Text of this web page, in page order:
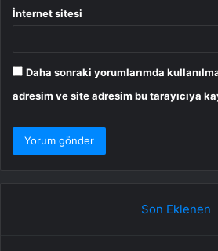
İnternet sitesi
Daha sonraki yorumlarımda
adresim ve site adresim bu tarayıcıya
Son Eklenen